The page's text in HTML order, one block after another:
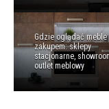
Gdzie oglądać
zakupem: sklepy
stacjonarne,
outlet meblowy